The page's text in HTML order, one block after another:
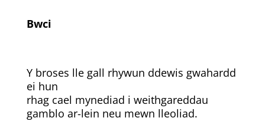
Bwci
Y broses lle gall rhywun ddewis gwahardd
ei hun
rhag cael mynediad i weithgareddau
gamblo ar-lein neu mewn lleoliad.